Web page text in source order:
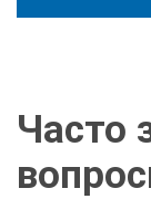
Часто